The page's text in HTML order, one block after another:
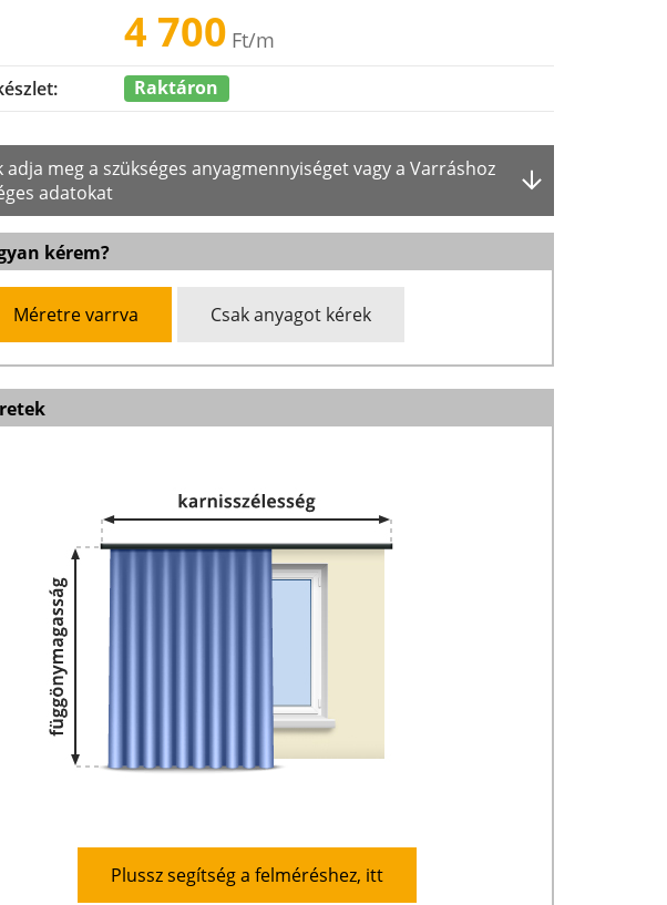
4 700 Ft/m
Raktáron
adja meg a szükséges anyagmennyiséget vagy a Varráshoz
adatokat
kérem?
Méretre varrva Csak anyagot kérek
Plussz segítség a felméréshez, itt